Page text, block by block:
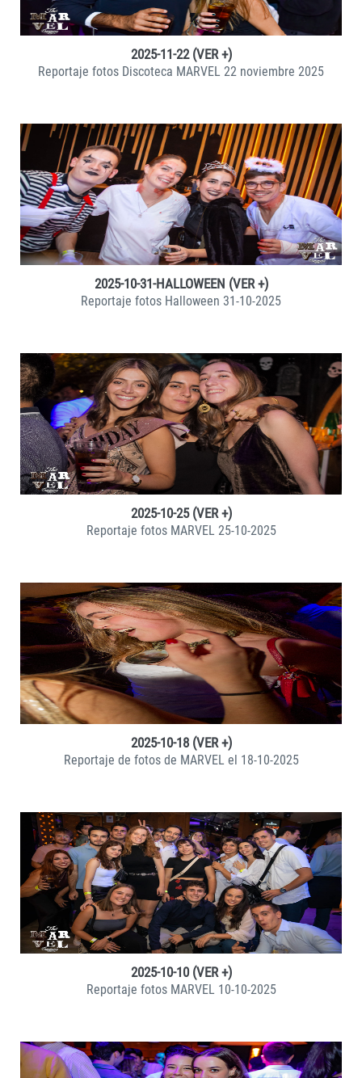
2025-11-22 (VER +)
Reportaje fotos Discoteca MARVEL 22 noviembre 2025
VER +
2025-10-31-HALLOWEEN (VER +)
Reportaje fotos Halloween 31-10-2025
VER +
2025-10-25 (VER +)
Reportaje fotos MARVEL 25-10-2025
VER +
2025-10-18 (VER +)
Reportaje de fotos de MARVEL el 18-10-2025
VER +
2025-10-10 (VER +)
Reportaje fotos MARVEL 10-10-2025